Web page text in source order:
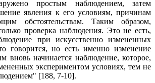
простым наблюдением, затем
явления к его условиям, причинам
обстоятельствам. Таким образом,
проверка наблюдения. Это не есть,
при искусственно измененных
говорится, но есть именно изменение
вновь начинается наблюдение, которое,
экспериментом условиях, тем не
[188, 7-10].